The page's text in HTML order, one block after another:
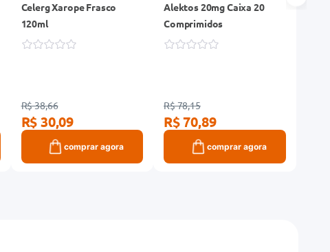
Celerg Xarope Frasco
120ml
R$ 38,66
R$ 30,09
comprar agora
Alektos 20mg Caixa 20
Comprimidos
R$ 78,15
R$ 70,89
comprar agora